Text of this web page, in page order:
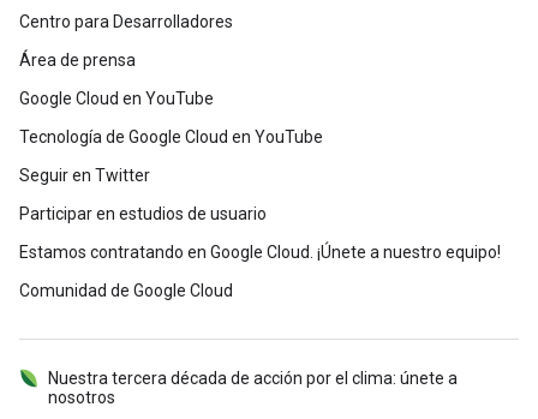
Centro para Desarrolladores
Área de prensa
Google Cloud en YouTube
Tecnología de Google Cloud en YouTube
Seguir en Twitter
Participar en estudios de usuario
Estamos contratando en Google Cloud. ¡Únete a nuestro equipo!
Comunidad de Google Cloud
Nuestra tercera década de acción por el clima: únete a
nosotros